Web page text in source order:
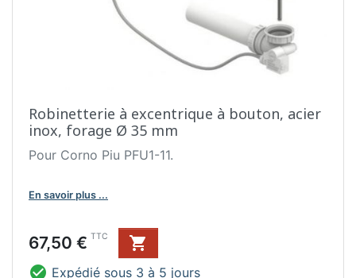
Robinetterie à excentrique à bouton, acier
inox, forage Ø 35 mm
Pour Corno Piu PFU1-11.
En savoir plus ...
Prix
67,50 € TTC

 Expédié sous 3 à 5 jours